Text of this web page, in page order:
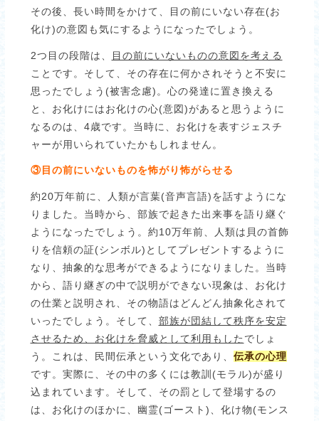
その後、長い時間をかけて、目の前にいない存在(お
化け)の意図も気にするようになったでしょう。
2つ目の段階は、
目の前にいないものの意図を考える
ことです。そして、その存在に何かされそうと不安に
思ったでしょう(被害念慮)。心の発達に置き換える
と、お化けにはお化けの心(意図)があると思うように
なるのは、4歳です。当時に、お化けを表すジェスチ
ャーが用いられていたかもしれません。
③目の前にいないものを怖がり怖がらせる
約20万年前に、人類が言葉(音声言語)を話すようにな
りました。当時から、部族で起きた出来事を語り継ぐ
ようになったでしょう。約10万年前、人類は貝の首飾
りを信頼の証(シンボル)としてプレゼントするように
なり、抽象的な思考ができるようになりました。当時
から、語り継ぎの中で説明ができない現象は、お化け
の仕業と説明され、その物語はどんどん抽象化されて
いったでしょう。そして、 部族が団結して秩序を安定
させるため、お化けを脅威として利用もした でしょ
う。これは、民間伝承という文化であり、 伝承の心理
です。実際に、その中の多くには教訓(モラル)が盛り
込まれています。そして、その罰として登場するの
は、お化けのほかに、幽霊(ゴースト)、化け物(モンス